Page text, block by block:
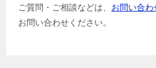
ご質問・ご相談などは、 お問い合わ
お問い合わせください。